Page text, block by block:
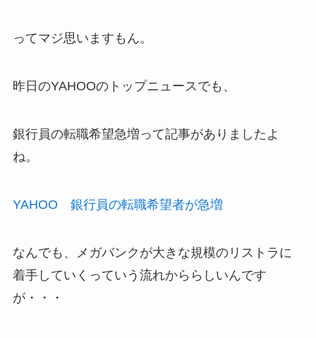
ってマジ思いますもん。
昨日のYAHOOのトップニュースでも、
銀行員の転職希望急増って記事がありましたよ
ね。
YAHOO 銀行員の転職希望者が急増
なんでも、メガバンクが大きな規模のリストラに
着手していくっていう流れかららしいんです
が・・・